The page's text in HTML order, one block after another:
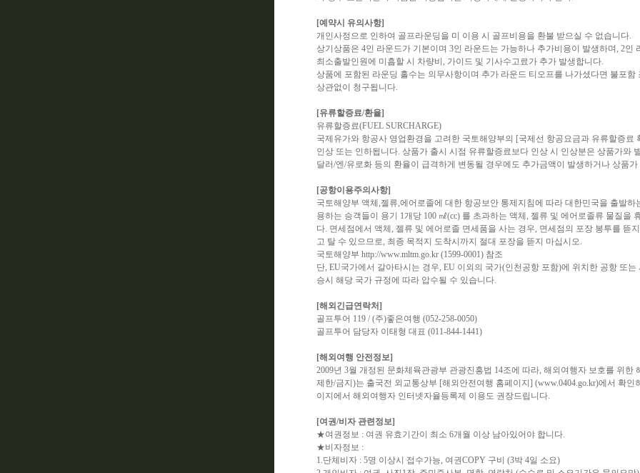
[예약시 유의사항]
개인사정으로 인하여 골프라운딩을 미 이용 시 골프비용을 환불 받으실 수 없습니다.
상기상품은 4인 라운드가 기본이며 3인 라운드는 가능하나 추가비용이 발생하며, 2인
최소출발인원에 미흡할 시 차량비, 가이드 및 기사수고료가 추가 발생합니다.
상품에 포함된 라운딩 홀수는 의무사항이며 추가 라운드 티오프를 나가셨다면 불포
상관없이 청구됩니다.
[유류할증료/환율]
유류할증료(FUEL SURCHARGE)
국제유가와 항공사 영업환경을 고려한 국토해양부의 [국제선 항공요금과 유류할증료
인상 또는 인하됩니다. 상품가 출시 시점 유류할증료보다 인상 시 인상분은 상품가와
달러/엔/유로화 등의 환율이 급격하게 변동될 경우에도 추가금액이 발생하거나 상품
[공항이용주의사항]
국토해양부 액체,젤류,에어로졸에 대한 항공보안 통제지침에 따라 대한민국을 출발하
용하는 승객들이 용기 1개당 100 ㎖(cc) 를 초과하는 액체, 젤류 및 에어로졸류 물질을
다. 면세점에서 액체, 젤류 및 에어로졸 면세품을 사는 경우, 면세점의 포장 봉투를 뜯
고 탈 수 있으므로, 최종 목적지 도착시까지 절대 포장을 뜯지 마십시오.
국토해양부 http://www.mltm.go.kr (1599-0001) 참조
단, EU국가에서 갈아타시는 경우, EU 이외의 국가(인천공항 포함)에 위치한 공항 또
승시 해당 국가 규정에 따라 압수될 수 있습니다.
[해외긴급연락처]
골프투어 119 / (주)좋은여행 (052-258-0050)
골프투어 담당자 이태형 대표 (011-844-1441)
[해외여행 안전정보]
2009년 3월 개정된 문화체육관광부 관광진흥법 14조에 따라, 해외여행자 보호를 위한
제한/금지)는 출국전 외교통상부 [해외안전여행 홈페이지] (www.0404.go.kr)에서 확
이지에서 해외여행자 인터넷자율등록제 이용도 권장드립니다.
[여권/비자 관련정보]
★여권정보 : 여권 유효기간이 최소 6개월 이상 남아있어야 합니다.
★비자정보 :
1.단체비자 : 5명 이상시 접수가능, 여권COPY 구비 (3박 4일 소요)